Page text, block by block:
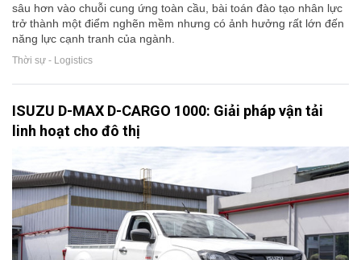
sâu hơn vào chuỗi cung ứng toàn cầu, bài toán đào tạo nhân lực
trở thành một điểm nghẽn mềm nhưng có ảnh hưởng rất lớn đến
năng lực cạnh tranh của ngành.
Thời sự - Logistics
ISUZU D-MAX D-CARGO 1000: Giải pháp vận tải
linh hoạt cho đô thị